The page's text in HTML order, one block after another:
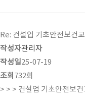
Re: 건설업 기초안전보건
작성자관리자
작성일25-07-19
조회 732회
> > > 건설업 기초안전보